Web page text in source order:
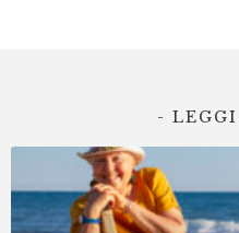
-